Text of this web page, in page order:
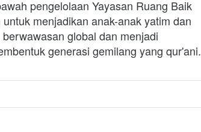
pengelolaan Yayasan Ruang Baik
menjadikan anak-anak yatim dan
global dan menjadi
generasi gemilang yang qur'ani.